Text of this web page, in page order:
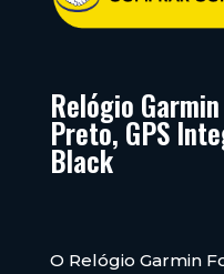
Relógio
Preto, GPS
Black
O Relógio Garmin